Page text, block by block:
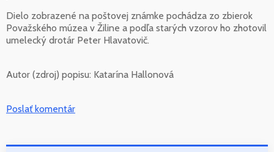
Dielo zobrazené na poštovej známke pochádza zo zbierok
Považského múzea v Žiline a podľa starých vzorov ho zhotovil
umelecký drotár Peter Hlavatovič.
Autor (zdroj) popisu: Katarína Hallonová
Poslať komentár